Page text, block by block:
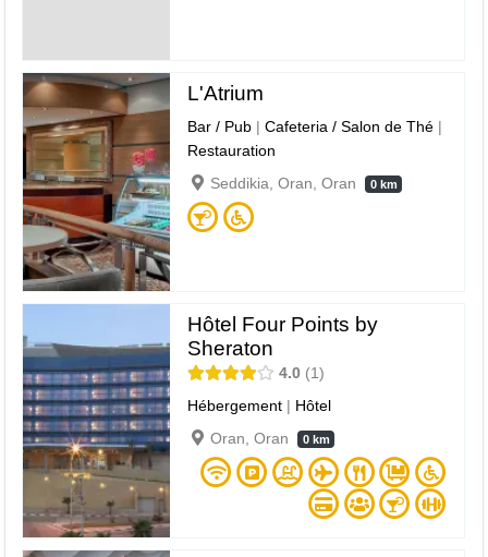
L'Atrium
Bar / Pub |Cafeteria / Salon de Thé |
Restauration
Seddikia, Oran, Oran
0 km
Hôtel Four Points by
Sheraton
4.0
1
Hébergement | Hôtel
Oran, Oran
0 km